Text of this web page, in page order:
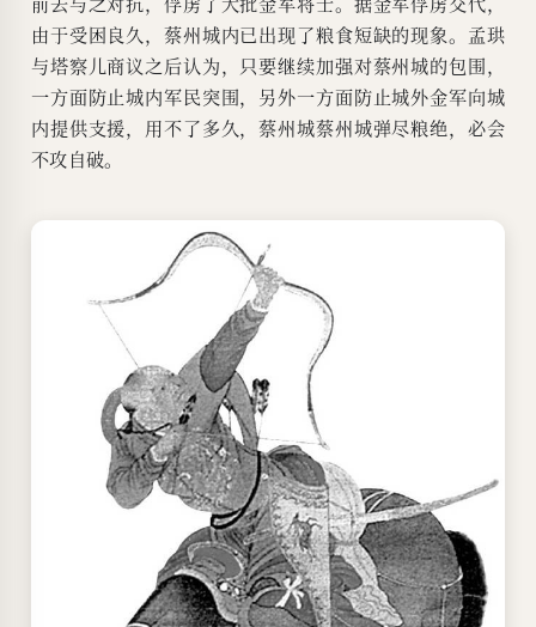
由于受困良久，蔡州城内已出现了粮食短缺的现象。孟珙
与塔察儿商议之后认为，只要继续加强对蔡州城的包围，
一方面防止城内军民突围，另外一方面防止城外金军向城
内提供支援，用不了多久，蔡州城蔡州城弹尽粮绝，必会
不攻自破。